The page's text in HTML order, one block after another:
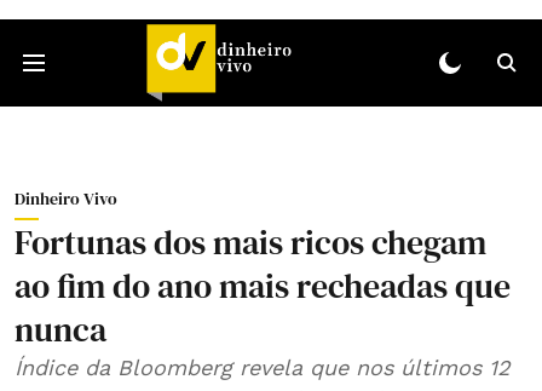
Dinheiro Vivo
Fortunas dos mais ricos chegam
ao fim do ano mais recheadas que
nunca
Índice da Bloomberg revela que nos últimos 12